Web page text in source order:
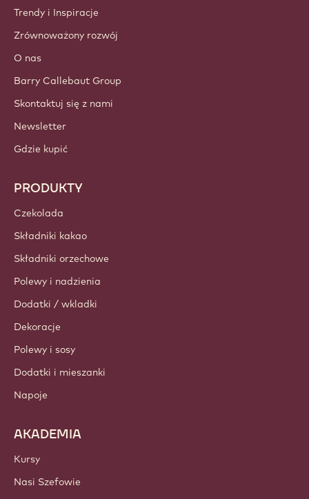
Trendy i Inspiracje
Zrównoważony rozwój
O nas
Barry Callebaut Group
Skontaktuj się z nami
Newsletter
Gdzie kupić
PRODUKTY
Czekolada
Składniki kakao
Składniki orzechowe
Polewy i nadzienia
Dodatki / wkladki
Dekoracje
Polewy i sosy
Dodatki i mieszanki
Napoje
AKADEMIA
Kursy
Nasi Szefowie